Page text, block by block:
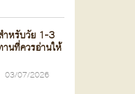
ำหรับวัย 1-3
นที่ควรอ่านให้
03/07/2026